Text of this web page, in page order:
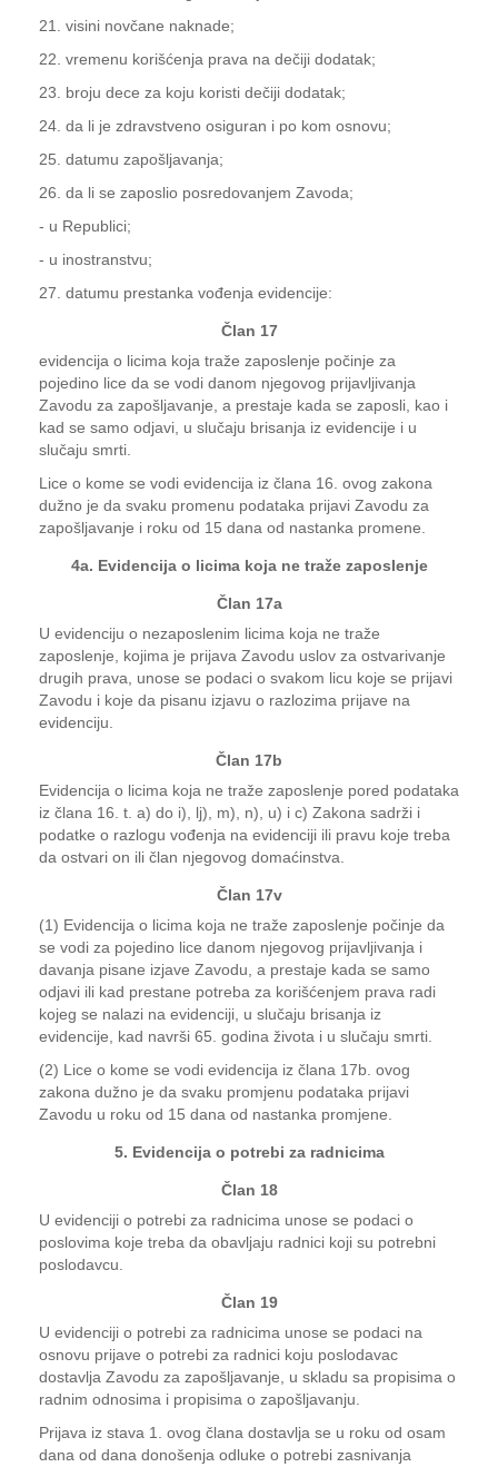
21. visini novčane naknade;
22. vremenu korišćenja prava na dečiji dodatak;
23. broju dece za koju koristi dečiji dodatak;
24. da li je zdravstveno osiguran i po kom osnovu;
25. datumu zapošljavanja;
26. da li se zaposlio posredovanjem Zavoda;
- u Republici;
- u inostranstvu;
27. datumu prestanka vođenja evidencije:
Član 17
evidencija o licima koja traže zaposlenje počinje za
pojedino lice da se vodi danom njegovog prijavljivanja
Zavodu za zapošljavanje, a prestaje kada se zaposli, kao i
kad se samo odjavi, u slučaju brisanja iz evidencije i u
slučaju smrti.
Lice o kome se vodi evidencija iz člana 16. ovog zakona
dužno je da svaku promenu podataka prijavi Zavodu za
zapošljavanje i roku od 15 dana od nastanka promene.
4a. Evidencija o licima koja ne traže zaposlenje
Član 17a
U evidenciju o nezaposlenim licima koja ne traže
zaposlenje, kojima je prijava Zavodu uslov za ostvarivanje
drugih prava, unose se podaci o svakom licu koje se prijavi
Zavodu i koje da pisanu izjavu o razlozima prijave na
evidenciju.
Član 17b
Evidencija o licima koja ne traže zaposlenje pored podataka
iz člana 16. t. a) do i), lj), m), n), u) i c) Zakona sadrži i
podatke o razlogu vođenja na evidenciji ili pravu koje treba
da ostvari on ili član njegovog domaćinstva.
Član 17v
(1) Evidencija o licima koja ne traže zaposlenje počinje da
se vodi za pojedino lice danom njegovog prijavljivanja i
davanja pisane izjave Zavodu, a prestaje kada se samo
odjavi ili kad prestane potreba za korišćenjem prava radi
kojeg se nalazi na evidenciji, u slučaju brisanja iz
evidencije, kad navrši 65. godina života i u slučaju smrti.
(2) Lice o kome se vodi evidencija iz člana 17b. ovog
zakona dužno je da svaku promjenu podataka prijavi
Zavodu u roku od 15 dana od nastanka promjene.
5. Evidencija o potrebi za radnicima
Član 18
U evidenciji o potrebi za radnicima unose se podaci o
poslovima koje treba da obavljaju radnici koji su potrebni
poslodavcu.
Član 19
U evidenciji o potrebi za radnicima unose se podaci na
osnovu prijave o potrebi za radnici koju poslodavac
dostavlja Zavodu za zapošljavanje, u skladu sa propisima o
radnim odnosima i propisima o zapošljavanju.
Prijava iz stava 1. ovog člana dostavlja se u roku od osam
dana od dana donošenja odluke o potrebi zasnivanja